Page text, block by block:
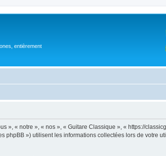
entièrement
», « notre », « nos », « Guitare Classique », « https://
phpBB ») utilisent les informations collectées lors de votre